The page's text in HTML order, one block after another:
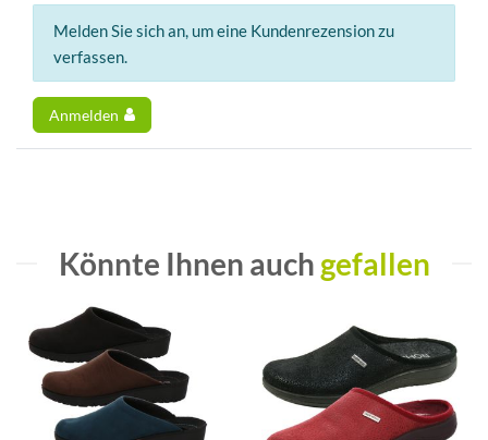
Melden Sie sich an, um eine Kundenrezension zu
verfassen.
Anmelden
Könnte Ihnen auch gefallen